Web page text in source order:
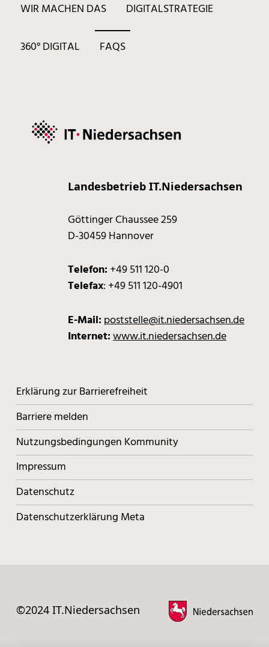
WIR MACHEN DAS DIGITALSTRATEGIE
360° DIGITAL FAQS
Landesbetrieb IT.Niedersachsen
Göttinger Chaussee 259
D-30459 Hannover
Telefon:+49 511 120-0
Telefax: +49 511 120-4901
E-Mail:poststelle@it.niedersachsen.de
Internet:www.it.niedersachsen.de
Erklärung zur Barrierefreiheit
Barriere melden
Nutzungsbedingungen Kommunity
Impressum
Datenschutz
Datenschutzerklärung Meta
©2024 IT.Niedersachsen